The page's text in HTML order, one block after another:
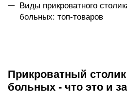
Виды прикроватного
больных: топ-товаров
Прикроватный
больных - что это и